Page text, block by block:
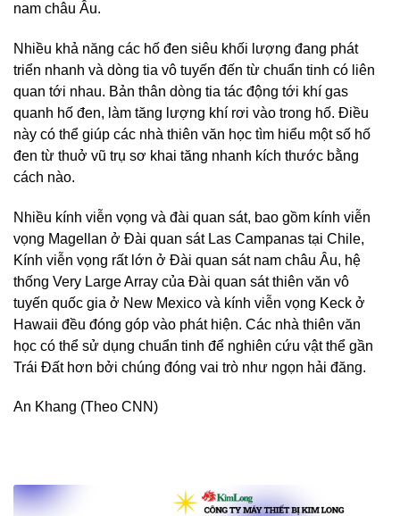
nam châu Âu.
Nhiều khả năng các hố đen siêu khối lượng đang phát
triển nhanh và dòng tia vô tuyến đến từ chuẩn tinh có liên
quan tới nhau. Bản thân dòng tia tác động tới khí gas
quanh hố đen, làm tăng lượng khí rơi vào trong hố. Điều
này có thể giúp các nhà thiên văn học tìm hiểu một số hố
đen từ thuở vũ trụ sơ khai tăng nhanh kích thước bằng
cách nào.
Nhiều kính viễn vọng và đài quan sát, bao gồm kính viễn
vọng Magellan ở Đài quan sát Las Campanas tại Chile,
Kính viễn vọng rất lớn ở Đài quan sát nam châu Âu, hệ
thống Very Large Array của Đài quan sát thiên văn vô
tuyến quốc gia ở New Mexico và kính viễn vọng Keck ở
Hawaii đều đóng góp vào phát hiện. Các nhà thiên văn
học có thể sử dụng chuẩn tinh để nghiên cứu vật thể gần
Trái Đất hơn bởi chúng đóng vai trò như ngọn hải đăng.
An Khang (Theo CNN)